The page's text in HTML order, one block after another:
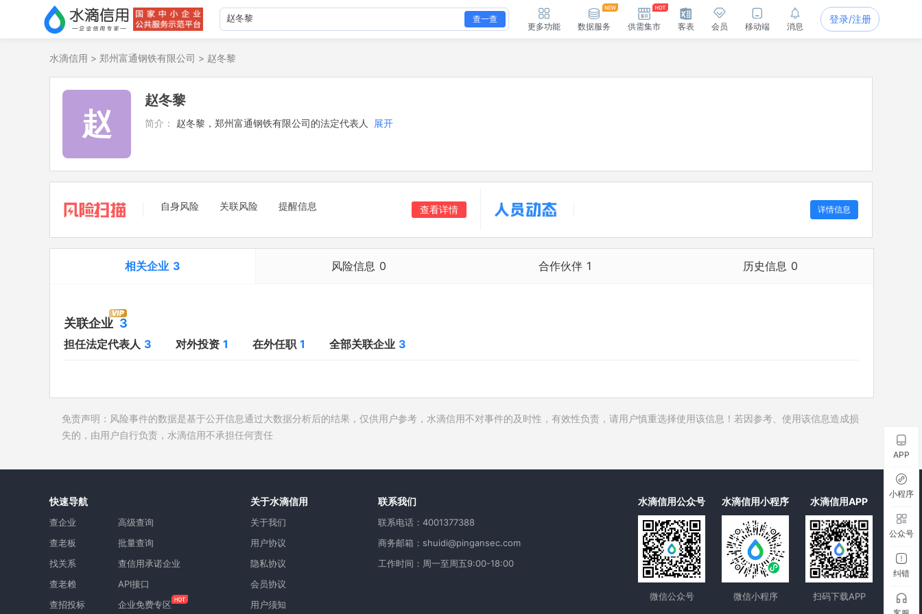
查一查
更多功能 数据服务 供需集市 客表 会员 移动端 消息
登录/注册
水滴信用 > 郑州富通钢铁有限公司 > 赵冬黎
赵
赵冬黎
简介： 赵冬黎，郑州富通钢铁有限公司的法定代表人 展开
自身风险 关联风险 提醒信息 查看详情 详情信息
相关企业 3
对外投资 1
在外任职 1
所属集团
风险信息 0
法院公告
失信被执行人
司法协助
合作伙伴 1 历史信息 0
历史被执行人
历史司法协助
关联企业 3
担任法定代表人 3 对外投资 1 在外任职 1 全部关联企业 3
免责声明：风险事件的数据是基于公开信息通过大数据分析后的结果，仅供用户参考，水滴信用不对事件的及时性，有效性负责，请用户慎重选择使用该信息！若因参考、使用该信息造成损
失的，由用户自行负责，水滴信用不承担任何责任
快速导航
查企业
查老板
找关系
查老赖
查招投标
高级查询
批量查询
查信用承诺企业
API接口
企业免费专区
关于水滴信用
关于我们
用户协议
隐私协议
会员协议
用户须知
联系我们
联系电话：4001377388
商务邮箱：shuidi@pingansec.com
工作时间：周一至周五9:00-18:00
水滴信用公众号
微信公众号
水滴信用小程序
微信小程序
水滴信用APP
扫码下载APP
APP
小程序
公众号
纠错